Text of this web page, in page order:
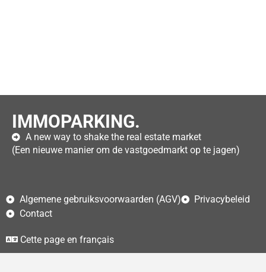
IMMOPARKING.
A new way to shake the real estate market
(Een nieuwe manier om de vastgoedmarkt op te jagen)
Algemene gebruiksvoorwaarden (AGV)
Privacybeleid
Contact
Cette page en français